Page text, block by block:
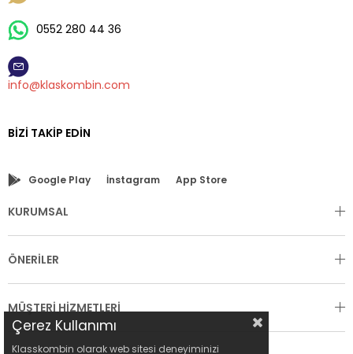
0552 280 44 36
info@klaskombin.com
BIZI TAKIP EDIN
Google Play İnstagram App Store
KURUMSAL
ÖNERİLER
MÜŞTERİ HİZMETLERİ
Çerez Kullanımı
Klasskombin olarak web sitesi deneyiminizi